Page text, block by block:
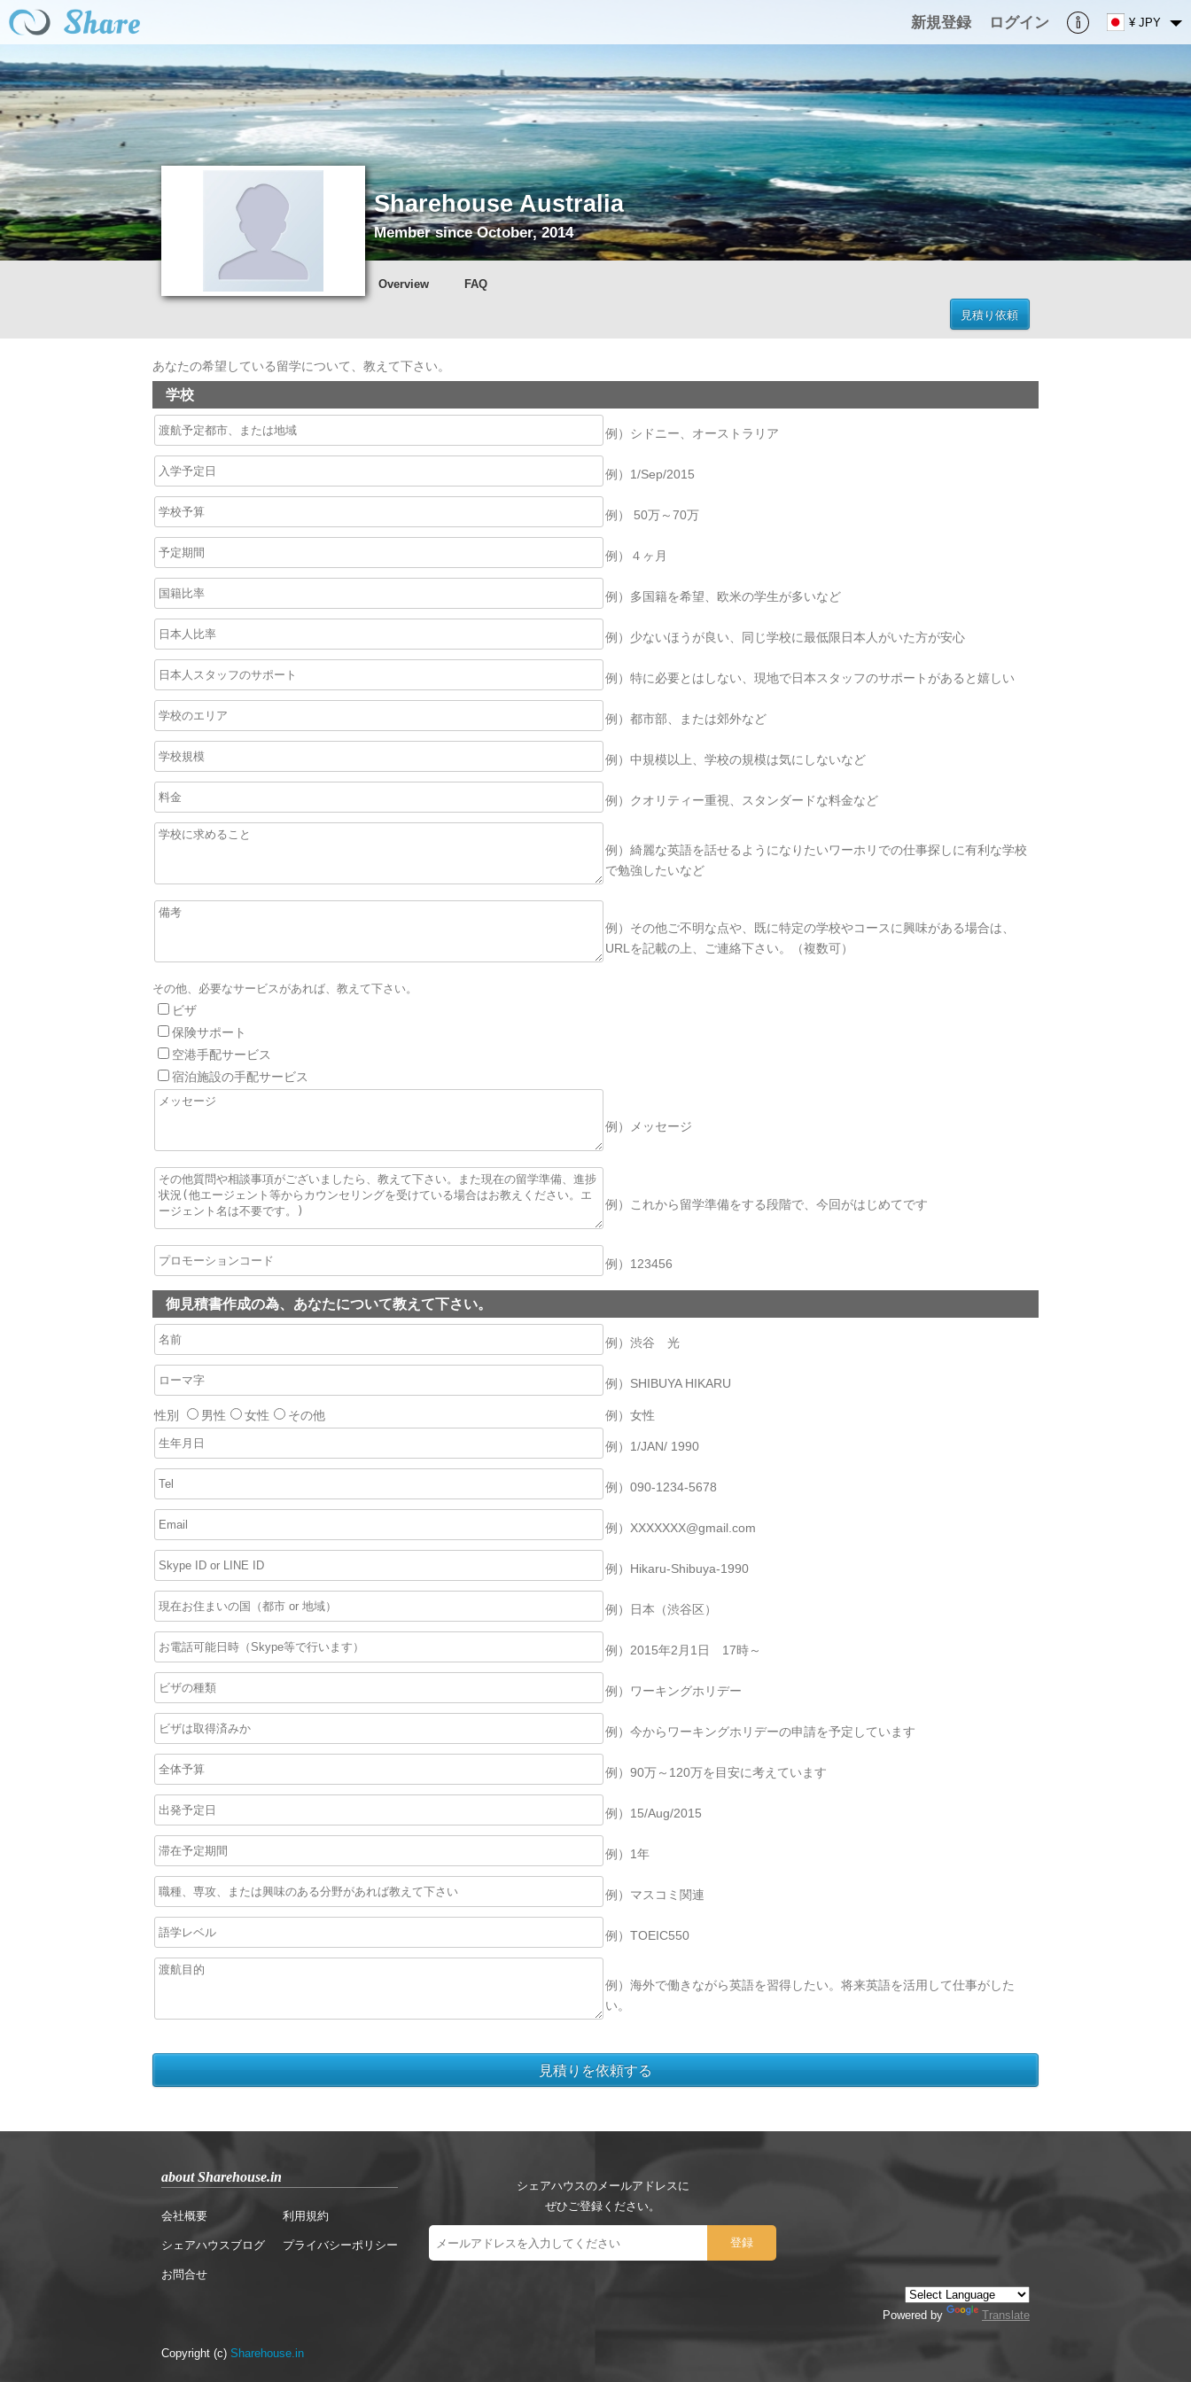
新規登録 ログイン ¥ JPY
Sharehouse Australia
Member since October, 2014
Overview FAQ
見積り依頼
あなたの希望している留学について、教えて下さい。
学校
例）シドニー、オーストラリア
例）1/Sep/2015
例） 50万～70万
例）４ヶ月
例）多国籍を希望、欧米の学生が多いなど
例）少ないほうが良い、同じ学校に最低限日本人がいた方が安心
例）特に必要とはしない、現地で日本スタッフのサポートがあると嬉しい
例）都市部、または郊外など
例）中規模以上、学校の規模は気にしないなど
例）クオリティー重視、スタンダードな料金など
例）綺麗な英語を話せるようになりたいワーホリでの仕事探しに有利な学校
で勉強したいなど
例）その他ご不明な点や、既に特定の学校やコースに興味がある場合は、
URLを記載の上、ご連絡下さい。（複数可）
その他、必要なサービスがあれば、教えて下さい。
ビザ
保険サポート
空港手配サービス
宿泊施設の手配サービス
例）メッセージ
例）これから留学準備をする段階で、今回がはじめてです
例）123456
御見積書作成の為、あなたについて教えて下さい。
例）渋谷 光
例）SHIBUYA HIKARU
性別 男性 女性 その他 例）女性
例）1/JAN/ 1990
例）090-1234-5678
例）XXXXXXX@gmail.com
例）Hikaru-Shibuya-1990
例）日本（渋谷区）
例）2015年2月1日 17時～
例）ワーキングホリデー
例）今からワーキングホリデーの申請を予定しています
例）90万～120万を目安に考えています
例）15/Aug/2015
例）1年
例）マスコミ関連
例）TOEIC550
例）海外で働きながら英語を習得したい。将来英語を活用して仕事がした
い。
about Sharehouse.in
会社概要
シェアハウスブログ
お問合せ
利用規約
プライバシーポリシー
シェアハウスのメールアドレスに
ぜひご登録ください。
Powered by Translate
Copyright (c) Sharehouse.in